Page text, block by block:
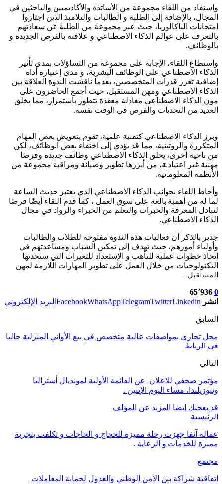
واستفاد من اللقاء مجموعة من الأساتذة والأكاديميين والباحثين في
المجال، بالإضافة إلى الطلبة و الطالبات والتلاميذ الذين اجتازوا
امتحانات الباكالوريا، حيث عبر مجموعة من الطلبة عن سعادتهم
بالتعرف على عوالم الذكاء الاصطناعي و علاقته بالفرص الجديدة و
بالوظائف.
‏‎واستطاع اللقاء، الإجابة على مجموعة من التساؤلات بمدى تأثير
الذكاء الاصطناعي على الوظائف البشرية، و مدى إعتباره أداة
إضافية تعزز قدرات المتخصصين، بعدما ناقشت الندوة العلاقة بين
الذكاء الاصطناعي ومهن المستقبل، حيث أجمع الحاضرون على
مون الذكاء الاصطناعي معادلة معقدة تتطور باستمرار، مما يخلق
العديد من التحديات والفرص في الوقت نفسه.
وبرز الذكاء الاصطناعي كتقنية علمية، تقوم بتعويض بعض المهام
المتكررة والروتينية، مما قد يؤدي إلى اختفاء بعض الوظائف، لكن
من ناحية أخرى، يخلق الذكاء الاصطناعي وظائف جديدة وفرصًا
مهنية غير اعتيادية، من أبرزها تطوير وصيانة ومراقبة مجموعة من
الأنظمة المعلوماتية.
وأحاط اللقاء بجوانب الذكاء الاصطناعي الذي يعتبر حديث الساعة
لما له من أهمية بالغة على سوق العمل ، كما قدم اللقاء أيضًا فرصًا
لتبادل المعرفة والخبرات والتعلم من الخبراء والرواد في مجال
الذكاء الاصطناعي.
جدير بالذكر أن فعاليات هذه الندوة مفتوحة للطلاب والطالبات
وأولياء أمورهم، حيث تهدف إلى تمكين الشباب ومساعدتهم في
اتخاذ خطوات عملية للتأهب و الإستعداد للتغيرات التي ستحدثها
التكنولوجيات من خلال العمل على تطوير المهارات اللازمة لمهن
المستقبل.
0 65٬936
انشر
FacebookWhatsAppTelegramTwitterLinkedin البريد الإلكتروني
السابق
محل تجاري بمواصفات عالية متخصص في بيع الأواني المنزلية حاليا
في الرباط
التالي
مؤتمر صحفي للاعلان عن القائمة الأولية لمونديال أستراليا
ونيوزيلندا، مساء اليوم الإثنين .
قد يعجبك ايضا المزيد عن المؤلف
الرئيسية
عمالة آنفا جهزت رحلة مميزة للحجاج و الحاجات و تكلفت بتجربة
مميزة للخدمات و الرعاية .
مجتمع
اتفاقية شراكة بين الأمن الوطني والعدول لحماية المعاملات